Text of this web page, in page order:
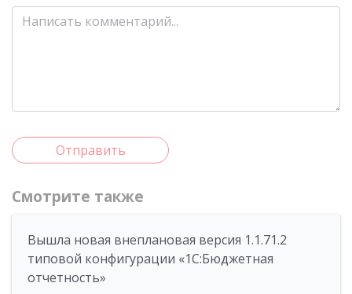
Отправить
Смотрите также
Вышла новая внеплановая версия 1.1.71.2
типовой конфигурации «1C:Бюджетная
отчетность»